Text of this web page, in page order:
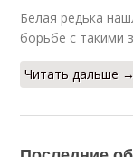
Белая редька
борьбе с такими
Читать дальше →